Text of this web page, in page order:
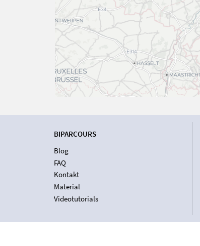
BIPARCOURS
Blog
FAQ
Kontakt
Material
Videotutorials